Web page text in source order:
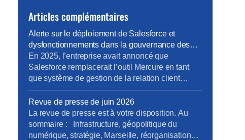
Articles complémentaires
Alerte sur le déploiement de Salesforce et
dysfonctionnements dans la gouvernance des
projets métiers
En 2025, l’entreprise avait annoncé que
Salesforce remplacerait l’outil Mercure en tant
que système de gestion de la relation client
(CRM). À cette occasion, la Direction Pro-PME et
la Direction du Système d’Information (DSI)
avaient sollicité chaque métier pour élaborer un
cahier des charges rigoureux, destiné à prendre
en compte les besoins terrain spécifiques de […]
Revue de presse de juin 2026
La revue de presse est à votre disposition. Au
sommaire : Infrastructure, géopolitique du
numérique, stratégie, Marseille, réorganisations,